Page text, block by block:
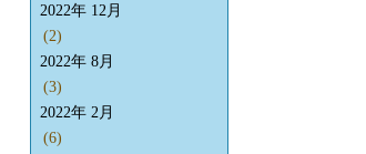
2022年 12月
(2)
2022年 8月
(3)
2022年 2月
(6)